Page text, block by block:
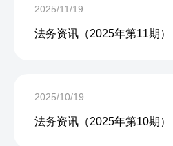
2025/11/19
法务资讯（2025年第11期）
2025/10/19
法务资讯（2025年第10期）